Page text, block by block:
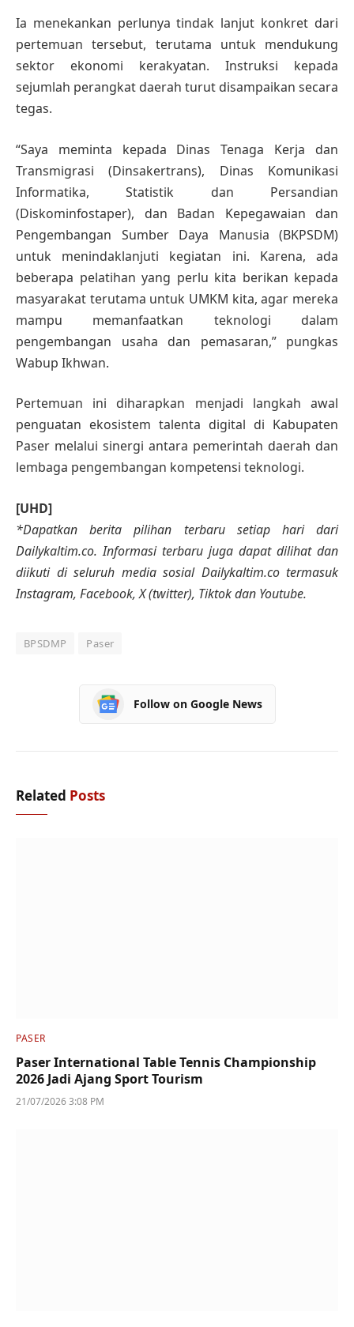
Ia menekankan perlunya tindak lanjut konkret dari
pertemuan tersebut, terutama untuk mendukung
sektor ekonomi kerakyatan. Instruksi kepada
sejumlah perangkat daerah turut disampaikan secara
tegas.
“Saya meminta kepada Dinas Tenaga Kerja dan
Transmigrasi (Dinsakertrans), Dinas Komunikasi
Informatika, Statistik dan Persandian
(Diskominfostaper), dan Badan Kepegawaian dan
Pengembangan Sumber Daya Manusia (BKPSDM)
untuk menindaklanjuti kegiatan ini. Karena, ada
beberapa pelatihan yang perlu kita berikan kepada
masyarakat terutama untuk UMKM kita, agar mereka
mampu memanfaatkan teknologi dalam
pengembangan usaha dan pemasaran,” pungkas
Wabup Ikhwan.
Pertemuan ini diharapkan menjadi langkah awal
penguatan ekosistem talenta digital di Kabupaten
Paser melalui sinergi antara pemerintah daerah dan
lembaga pengembangan kompetensi teknologi.
[UHD]
*Dapatkan berita pilihan terbaru setiap hari dari
Dailykaltim.co. Informasi terbaru juga dapat dilihat dan
diikuti di seluruh media sosial Dailykaltim.co termasuk
Instagram, Facebook, X (twitter), Tiktok dan Youtube.
BPSDMP Paser
Follow on Google News
Related Posts
PASER
Paser International Table Tennis Championship
2026 Jadi Ajang Sport Tourism
21/07/2026 3:08 PM